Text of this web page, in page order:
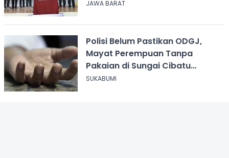
Jawa Barat
JAWA BARAT
Polisi Belum Pastikan ODGJ,
Mayat Perempuan Tanpa
Pakaian di Sungai Cibatu
Cikembar
SUKABUMI